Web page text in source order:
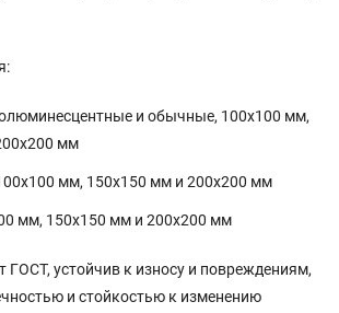
и обычные, 100x100 мм,
мм
мм, 150x150 мм и 200x200 мм
мм, 150x150 мм и 200x200 мм
ГОСТ, устойчив к износу и повреждениям,
и стойкостью к изменению